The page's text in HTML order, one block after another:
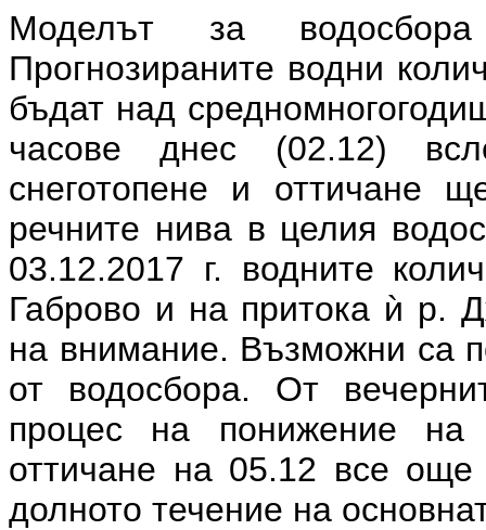
Моделът за
Прогнозираните водни
бъдат над
часове днес (02.12)
снеготопене и оттичане
речните нива в целия
03.12.2017 г. водните
Габрово и на притока ѝ р.
на внимание. Възможни са
от водосбора. От
процес на понижение на
оттичане на 05.12 все
долното течение на